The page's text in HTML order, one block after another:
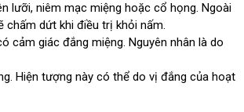
lưỡi, niêm mạc miệng hoặc cổ họng. Ngoài
chấm dứt khi điều trị khỏi nấm.
cảm giác đắng miệng. Nguyên nhân là do
Hiện tượng này có thể do vị đắng của hoạt